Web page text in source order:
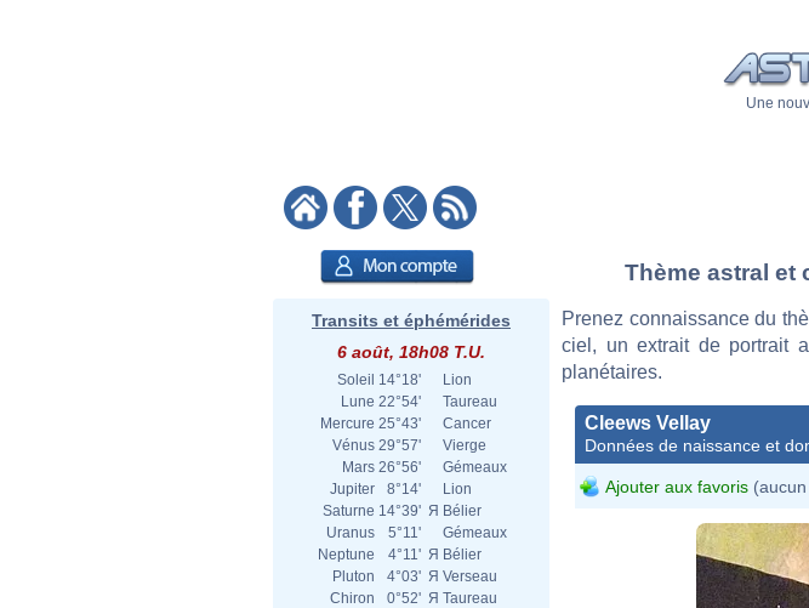
Une
Transits et éphémérides
6 août, 18h08 T.U.
Soleil 14°18'
Lion
Lune 22°54'
Taureau
Mercure 25°43'
Cancer
Vénus 29°57'
Vierge
Mars 26°56'
Gémeaux
Jupiter
8°14'
Lion
Saturne 14°39' Я Bélier
Uranus
5°11'
Gémeaux
Neptune
4°11' Я Bélier
Pluton
4°03' Я Verseau
Chiron
0°52' Я Taureau
Thème astral et
Prenez connaissance du
ciel, un extrait de portrait
planétaires.
Cleews Vellay
Données de naissance et
Ajouter aux favoris